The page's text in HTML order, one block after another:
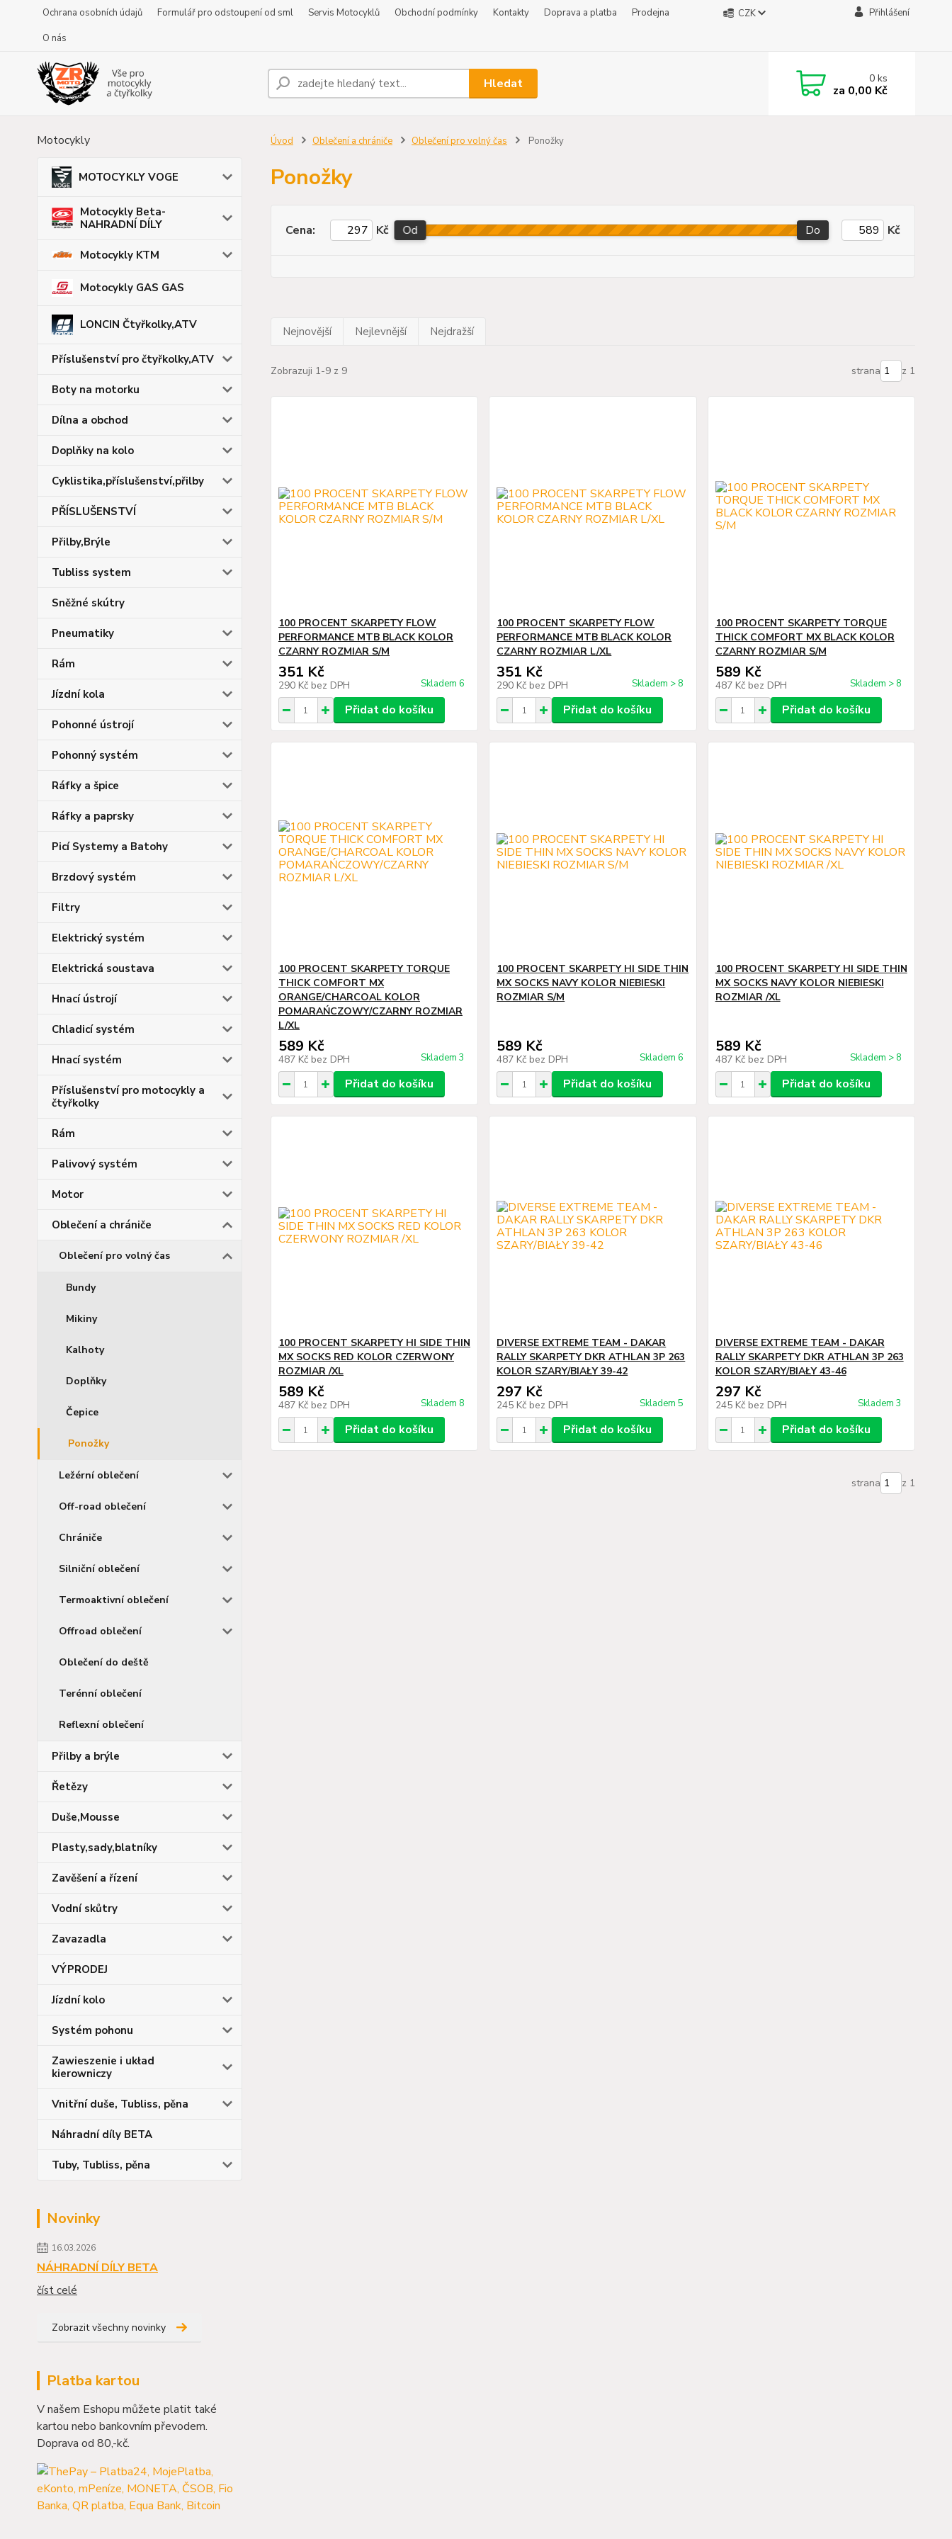
Ochrana osobních údajů Formulář pro odstoupení od sml Servis Motocyklů Obchodní podmínky Kontakty Doprava a platba
Prodejna
O nás
CZK Přihlášení
Hledat 0ks
za 0,00 Kč
Motocykly
MOTOCYKLY VOGE
Motocykly Beta-
NAHRADNÍ DÍLY
Motocykly KTM
Motocykly GAS GAS
LONCIN Čtyřkolky,ATV
Příslušenství pro čtyřkolky,ATV
Boty na motorku
Dílna a obchod
Doplňky na kolo
Cyklistika,příslušenství,přilby
PŘÍSLUŠENSTVÍ
Přilby,Brýle
Tubliss system
Sněžné skútry
Pneumatiky
Rám
Jízdní kola
Pohonné ústrojí
Pohonný systém
Ráfky a špice
Ráfky a paprsky
Picí Systemy a Batohy
Brzdový systém
Filtry
Elektrický systém
Elektrická soustava
Hnací ústrojí
Chladicí systém
Hnací systém
Příslušenství pro motocykly a
čtyřkolky
Rám
Palivový systém
Motor
Oblečení a chrániče
Oblečení pro volný čas
Bundy
Mikiny
Kalhoty
Doplňky
Čepice
Ponožky
Ležérní oblečení
Off-road oblečení
Chrániče
Silniční oblečení
Termoaktivní oblečení
Offroad oblečení
Oblečení do deště
Terénní oblečení
Reflexní oblečení
Přilby a brýle
Řetězy
Duše,Mousse
Plasty,sady,blatníky
Zavěšení a řízení
Vodní skůtry
Zavazadla
VÝPRODEJ
Jízdní kolo
Systém pohonu
Zawieszenie i układ
kierowniczy
Vnitřní duše, Tubliss, pěna
Náhradní díly BETA
Tuby, Tubliss, pěna
Novinky
16.03.2026
NÁHRADNÍ DÍLY BETA
číst celé
Zobrazit všechny novinky
Platba kartou
V našem Eshopu můžete platit také
kartou nebo bankovním převodem.
Doprava od 80,-kč.
Úvod Oblečení a chrániče Oblečení pro volný čas Ponožky
Ponožky
Cena: Kč Od Do Kč
Nejnovější Nejlevnější Nejdražší
Zobrazuji 1-9 z 9 strana z 1
100 PROCENT SKARPETY FLOW
PERFORMANCE MTB BLACK KOLOR
CZARNY ROZMIAR S/M
351 Kč
290 Kč bez DPH Skladem 6
Přidat do košíku
100 PROCENT SKARPETY FLOW
PERFORMANCE MTB BLACK KOLOR
CZARNY ROZMIAR L/XL
351 Kč
290 Kč bez DPH Skladem > 8
Přidat do košíku
100 PROCENT SKARPETY TORQUE
THICK COMFORT MX BLACK KOLOR
CZARNY ROZMIAR S/M
589 Kč
487 Kč bez DPH Skladem > 8
Přidat do košíku
100 PROCENT SKARPETY TORQUE
THICK COMFORT MX
ORANGE/CHARCOAL KOLOR
POMARAŃCZOWY/CZARNY ROZMIAR
L/XL
589 Kč
487 Kč bez DPH Skladem 3
Přidat do košíku
100 PROCENT SKARPETY HI SIDE THIN
MX SOCKS NAVY KOLOR NIEBIESKI
ROZMIAR S/M
589 Kč
487 Kč bez DPH Skladem 6
Přidat do košíku
100 PROCENT SKARPETY HI SIDE THIN
MX SOCKS NAVY KOLOR NIEBIESKI
ROZMIAR /XL
589 Kč
487 Kč bez DPH Skladem > 8
Přidat do košíku
100 PROCENT SKARPETY HI SIDE THIN
MX SOCKS RED KOLOR CZERWONY
ROZMIAR /XL
589 Kč
487 Kč bez DPH Skladem 8
Přidat do košíku
DIVERSE EXTREME TEAM - DAKAR
RALLY SKARPETY DKR ATHLAN 3P 263
KOLOR SZARY/BIAŁY 39-42
297 Kč
245 Kč bez DPH Skladem 5
Přidat do košíku
DIVERSE EXTREME TEAM - DAKAR
RALLY SKARPETY DKR ATHLAN 3P 263
KOLOR SZARY/BIAŁY 43-46
297 Kč
245 Kč bez DPH Skladem 3
Přidat do košíku
strana z 1